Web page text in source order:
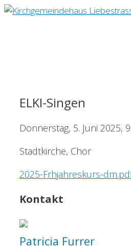
Springe
ELKI-Singen
Donnerstag, 5. Juni 2025,
Stadtkirche, Chor
2025-Frhjahreskurs-
Kontakt
Patricia Furrer